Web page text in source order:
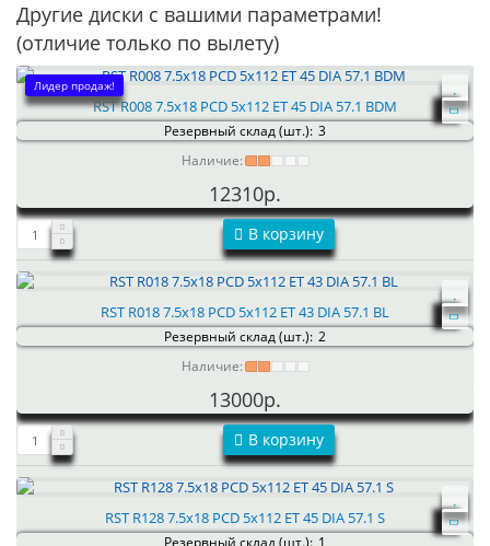
Другие диски с вашими параметрами!
(отличие только по вылету)
Лидер продаж!
RST R008 7.5x18 PCD 5x112 ET 45 DIA 57.1 BDM
Резервный склад (шт.): 3
Наличие:
12310р.
В корзину
RST R018 7.5x18 PCD 5x112 ET 43 DIA 57.1 BL
Резервный склад (шт.): 2
Наличие:
13000р.
В корзину
RST R128 7.5x18 PCD 5x112 ET 45 DIA 57.1 S
Резервный склад (шт.): 1